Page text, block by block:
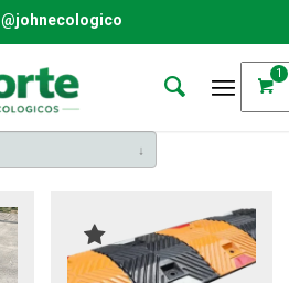
@johnecologico
1